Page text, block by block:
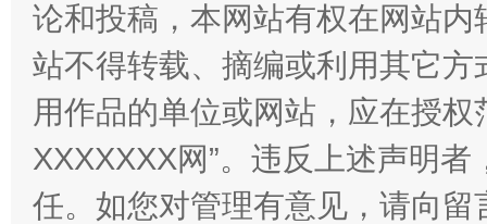
论和投稿，本网站有权在网站
站不得转载、摘编或利用其它
用作品的单位或网站，应在授
XXXXXXX网”。违反上述声明
任。如您对管理有意见，请向